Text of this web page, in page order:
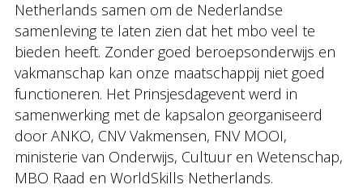
Netherlands samen om de Nederlandse
samenleving te laten zien dat het mbo veel te
bieden heeft. Zonder goed beroepsonderwijs en
vakmanschap kan onze maatschappij niet goed
functioneren. Het Prinsjesdagevent werd in
samenwerking met de kapsalon georganiseerd
door ANKO, CNV Vakmensen, FNV MOOI,
ministerie van Onderwijs, Cultuur en Wetenschap,
MBO Raad en WorldSkills Netherlands.